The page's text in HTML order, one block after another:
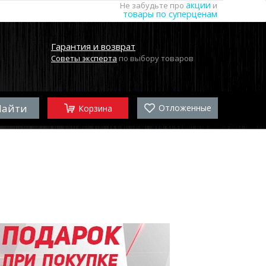
Не забудьте про акции и
товары по суперценам
Гарантия и возврат
Советы эксперта по выбору товаров
Корзина Отложенные